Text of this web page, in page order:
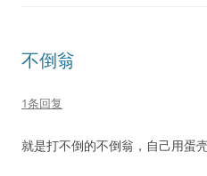
不倒翁
1条回复
就是打不倒的不倒翁，自己用蛋